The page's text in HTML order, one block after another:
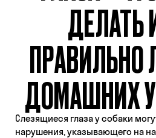
ДЕЛАТЬ
ПРАВИЛЬНО
ДОМАШНИХ
Слезящиеся глаза у собаки
нарушения, указывающего на